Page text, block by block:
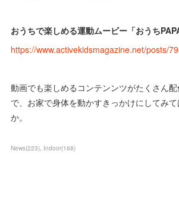
おうちで楽しめる運動ムービー「おうち
https://www.activekidsmagazine.net/posts/
動画でも楽しめるコンテンンツがたくさん
で、お家で身体を動かすきっかけにしてみ
か。
News(223) Indoor(168)